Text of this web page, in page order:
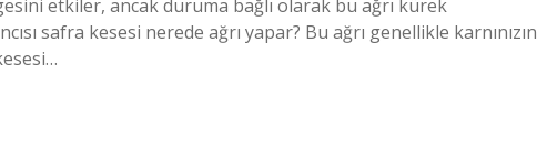
etkiler, ancak duruma bağlı olarak bu ağrı kürek
safra kesesi nerede ağrı yapar? Bu ağrı genellikle karnınızın